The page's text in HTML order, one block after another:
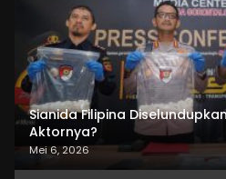
Sianida Filipina
Aktornya?
Mei 6, 2026